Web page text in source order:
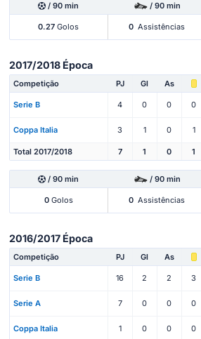
/ 90 min / 90 min
0.27 Golos 0 Assistências
2017/2018 Época
Competição PJ Gl As
Serie B 4 0 0 0
Coppa Italia 3 1 0 1
Total 2017/2018 7 1 0 1
/ 90 min / 90 min
0Golos 0 Assistências
2016/2017 Época
Competição PJ Gl As
Serie B 16 2 2 3
Serie A 7 0 0 0
Coppa Italia 1 0 0 0